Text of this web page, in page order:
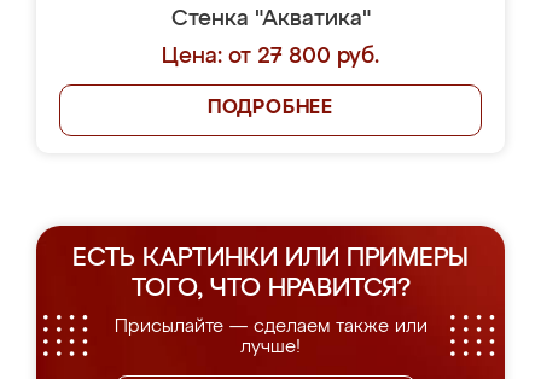
Стенка "Акватика"
Цена: от 27 800 руб.
ПОДРОБНЕЕ
ЕСТЬ КАРТИНКИ ИЛИ ПРИМЕРЫ
ТОГО, ЧТО НРАВИТСЯ?
Присылайте — сделаем также или
лучше!